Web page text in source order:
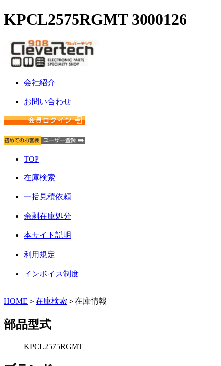
KPCL2575RGMT 3000126
会社紹介
お問い合わせ
TOP
在庫検索
一括見積依頼
余剰在庫処分
本サイト説明
利用規定
インボイス制度
HOME ＞ 在庫検索 ＞在庫情報
部品型式
KPCL2575RGMT